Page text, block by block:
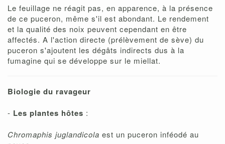
Le feuillage ne réagit pas, en apparence, à la présence
de ce puceron, même s'il est abondant. Le rendement
et la qualité des noix peuvent cependant en être
affectés. A l'action directe (prélèvement de sève) du
puceron s'ajoutent les dégâts indirects dus à la
fumagine qui se développe sur le miellat.
Biologie du ravageur
- Les plantes hôtes :
Chromaphis juglandicola est un puceron inféodé au